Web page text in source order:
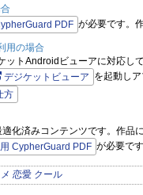
PDF が必要です。
用の場合
ットAndroidビューアに対応し
デジケットビューア を起動し
方
化済みコンテンツです。作品
CypherGuard PDF が必要で
恋愛 クール